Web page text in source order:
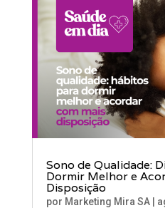
Sono de Qualidade:
Dormir Melhor e
Disposição
por Marketing Mira SA|